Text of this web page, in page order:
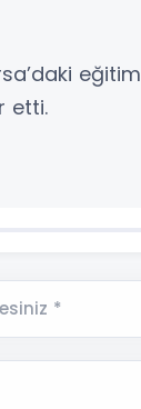
eğitim
etti.
*